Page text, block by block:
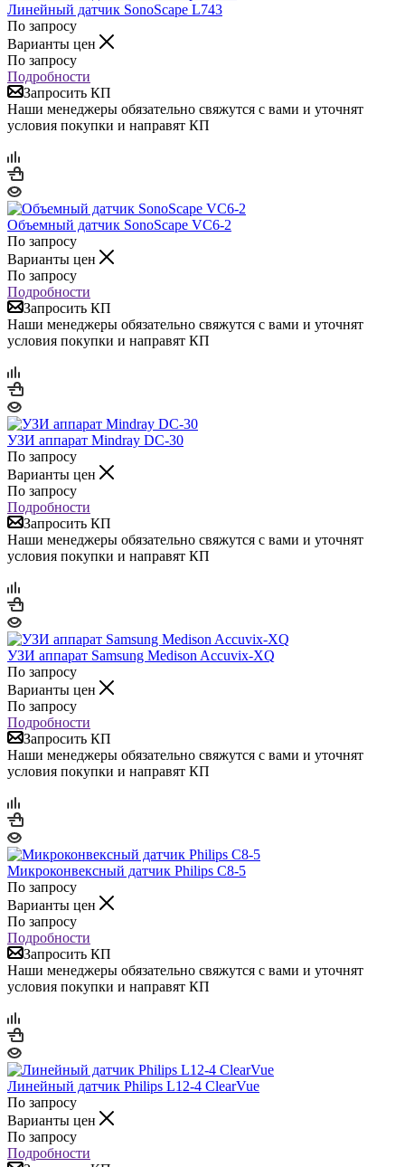
Линейный датчик SonoScape L743
По запросу
Варианты цен
По запросу
Подробности
Запросить КП
Наши менеджеры обязательно свяжутся с вами и уточнят
условия покупки и направят КП
Объемный датчик SonoScape VC6-2
По запросу
Варианты цен
По запросу
Подробности
Запросить КП
Наши менеджеры обязательно свяжутся с вами и уточнят
условия покупки и направят КП
УЗИ аппарат Mindray DC-30
По запросу
Варианты цен
По запросу
Подробности
Запросить КП
Наши менеджеры обязательно свяжутся с вами и уточнят
условия покупки и направят КП
УЗИ аппарат Samsung Medison Accuvix-XQ
По запросу
Варианты цен
По запросу
Подробности
Запросить КП
Наши менеджеры обязательно свяжутся с вами и уточнят
условия покупки и направят КП
Микроконвексный датчик Philips C8-5
По запросу
Варианты цен
По запросу
Подробности
Запросить КП
Наши менеджеры обязательно свяжутся с вами и уточнят
условия покупки и направят КП
Линейный датчик Philips L12-4 ClearVue
По запросу
Варианты цен
По запросу
Подробности